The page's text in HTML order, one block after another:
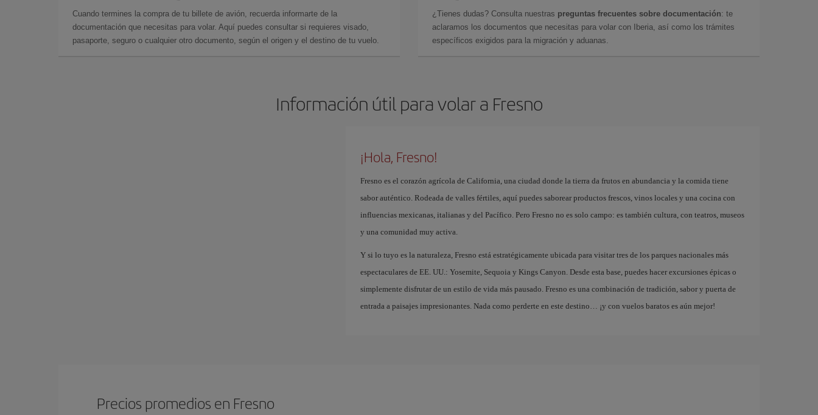
Cuando termines la compra de tu billete de avión, recuerda informarte de la
documentación que necesitas para volar. Aquí puedes consultar si requieres visado,
pasaporte, seguro o cualquier otro documento, según el origen y el destino de tu vuelo.
¿Tienes dudas? Consulta nuestras preguntas frecuentes sobre documentación: te
aclaramos los documentos que necesitas para volar con Iberia, así como los trámites
específicos exigidos para la migración y aduanas.
Información útil para volar a Fresno
¡Hola, Fresno!
Fresno es el corazón agrícola de California, una ciudad donde la tierra da frutos en abundancia y la comida tiene
sabor auténtico. Rodeada de valles fértiles, aquí puedes saborear productos frescos, vinos locales y una cocina con
influencias mexicanas, italianas y del Pacífico. Pero Fresno no es solo campo: es también cultura, con teatros, museos
y una comunidad muy activa.
Y si lo tuyo es la naturaleza, Fresno está estratégicamente ubicada para visitar tres de los parques nacionales más
espectaculares de EE. UU.: Yosemite, Sequoia y Kings Canyon. Desde esta base, puedes hacer excursiones épicas o
simplemente disfrutar de un estilo de vida más pausado. Fresno es una combinación de tradición, sabor y puerta de
entrada a paisajes impresionantes. Nada como perderte en este destino… ¡y con vuelos baratos es aún mejor!
Precios promedios en Fresno